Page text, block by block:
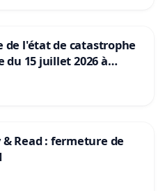
de l'état de catastrophe
15 juillet 2026 à
Read : fermeture de